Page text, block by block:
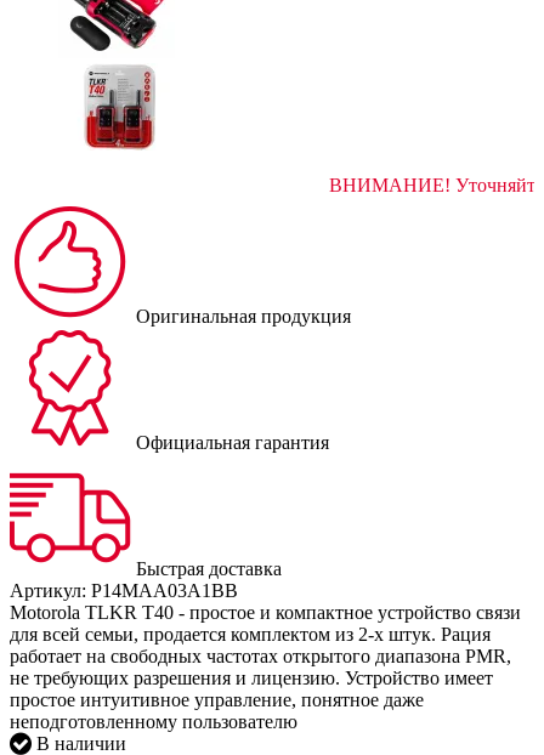
ВНИМАНИЕ!
Оригинальная продукция
Официальная гарантия
Быстрая доставка
Артикул: P14MAA03A1BB
Motorola TLKR T40 - простое и компактное устройство связи
для всей семьи, продается комплектом из 2-х штук. Рация
работает на свободных частотах открытого диапазона PMR,
не требующих разрешения и лицензию. Устройство имеет
простое интуитивное управление, понятное даже
неподготовленному пользователю
В наличии